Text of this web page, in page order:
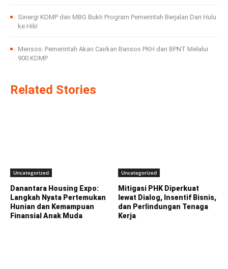
Sinergi KDMP dan MBG Bukti Program Pemerintah Berjalan Dari Hulu
ke Hilir
Mensos: Pemerintah Akan Cairkan Bansos PKH dan BPNT Melalui
900 KDMP
Related Stories
Uncategorized
Danantara Housing Expo:
Langkah Nyata Pertemukan
Hunian dan Kemampuan
Finansial Anak Muda
Uncategorized
Mitigasi PHK Diperkuat
lewat Dialog, Insentif Bisnis,
dan Perlindungan Tenaga
Kerja